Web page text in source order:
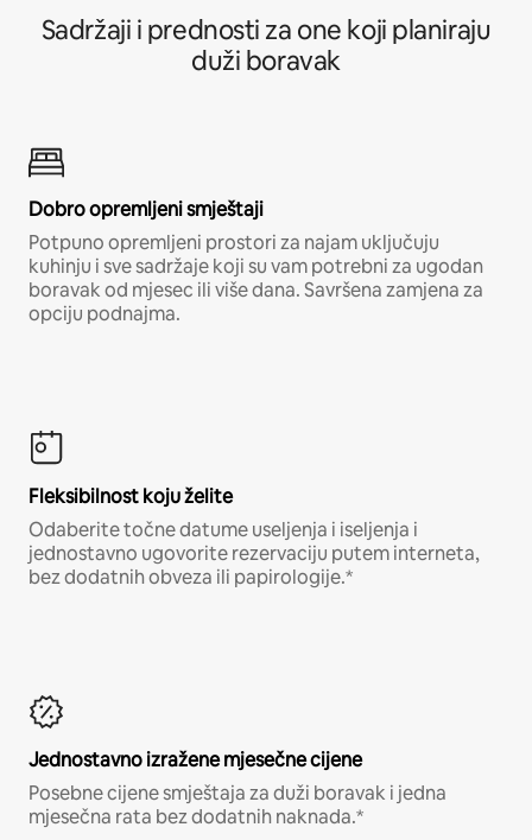
Sadržaji i prednosti za one koji planiraju
duži boravak
Dobro opremljeni smještaji
Potpuno opremljeni prostori za najam uključuju
kuhinju i sve sadržaje koji su vam potrebni za ugodan
boravak od mjesec ili više dana. Savršena zamjena za
opciju podnajma.
Fleksibilnost koju želite
Odaberite točne datume useljenja i iseljenja i
jednostavno ugovorite rezervaciju putem interneta,
bez dodatnih obveza ili papirologije.*
Jednostavno izražene mjesečne cijene
Posebne cijene smještaja za duži boravak i jedna
mjesečna rata bez dodatnih naknada.*